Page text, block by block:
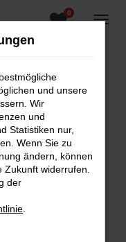
0
können:
deine
Beispiel deine
und unsere
Wir
und
Statistiken nur,
Wenn Sie zu
ändern, können
widerrufen.
der